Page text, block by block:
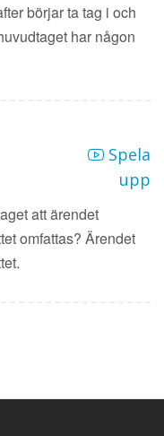
börjar ta tag i och
har någon
Spela
upp
att ärendet
omfattas? Ärendet